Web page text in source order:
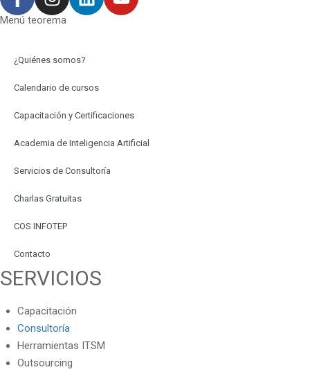
Menú teorema
¿Quiénes somos?
Calendario de cursos
Capacitación y Certificaciones
Academia de Inteligencia Artificial
Servicios de Consultoría
Charlas Gratuitas
COS INFOTEP
Contacto
SERVICIOS
Capacitación
Consultoría
Herramientas ITSM
Outsourcing